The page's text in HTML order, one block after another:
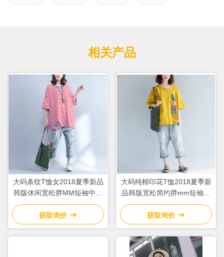
相关产品
大码条纹T恤女2018夏季新品
韩版休闲宽松胖MM短袖中长
上衣
获取询价
大码纯棉印花T恤2018夏季新
品韩版宽松简约胖mm短袖上
衣女
获取询价